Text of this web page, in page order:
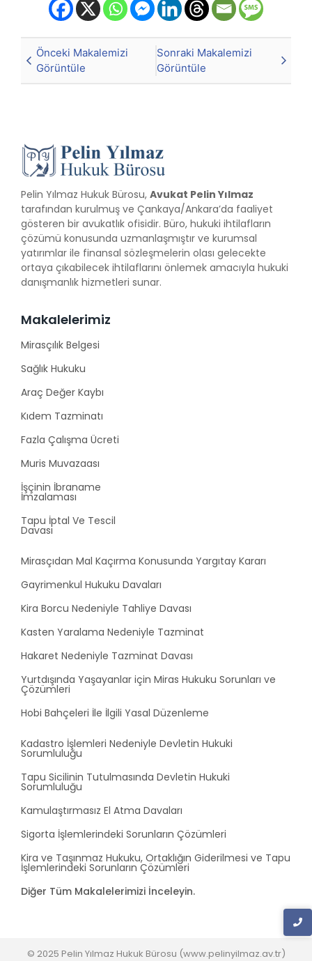
Önceki Makalemizi
Görüntüle
Sonraki Makalemizi
Görüntüle
Pelin Yılmaz Hukuk Bürosu, Avukat Pelin Yılmaz
tarafından kurulmuş ve Çankaya/Ankara’da faaliyet
gösteren bir avukatlık ofisidir. Büro, hukuki ihtilafların
çözümü konusunda uzmanlaşmıştır ve kurumsal
yatırımlar ile finansal sözleşmelerin olası gelecekte
ortaya çıkabilecek ihtilaflarını önlemek amacıyla hukuki
danışmanlık hizmetleri sunar.
Makalelerimiz
Mirasçılık Belgesi
Sağlık Hukuku
Araç Değer Kaybı
Kıdem Tazminatı
Fazla Çalışma Ücreti
Muris Muvazaası
İşçinin İbraname
İmzalaması
Tapu İptal Ve Tescil
Davası
Mirasçıdan Mal Kaçırma Konusunda Yargıtay Kararı
Gayrimenkul Hukuku Davaları
Kira Borcu Nedeniyle Tahliye Davası
Kasten Yaralama Nedeniyle Tazminat
Hakaret Nedeniyle Tazminat Davası
Yurtdışında Yaşayanlar için Miras Hukuku Sorunları ve
Çözümleri
Hobi Bahçeleri İle İlgili Yasal Düzenleme
Kadastro İşlemleri Nedeniyle Devletin Hukuki
Sorumluluğu
Tapu Sicilinin Tutulmasında Devletin Hukuki
Sorumluluğu
Kamulaştırmasız El Atma Davaları
Sigorta İşlemlerindeki Sorunların Çözümleri
Kira ve Taşınmaz Hukuku, Ortaklığın Giderilmesi ve Tapu
İşlemlerindeki Sorunların Çözümleri
Diğer Tüm Makalelerimizi İnceleyin.
© 2025 Pelin Yılmaz Hukuk Bürosu (www.pelinyilmaz.av.tr)